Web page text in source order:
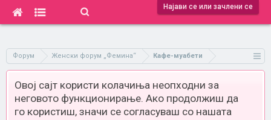
Најави се или зачлени се
Форум Женски форум „Фемина“ Кафе-муабети
Овој сајт користи колачиња неопходни за
неговото функционирање. Ако продолжиш да
го користиш, значи се согласуваш со нашата